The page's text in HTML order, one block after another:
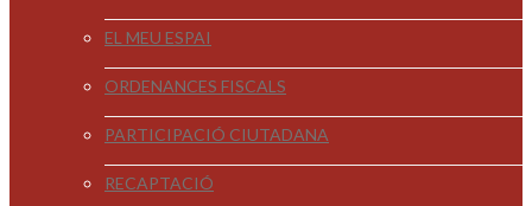
EL MEU ESPAI
ORDENANCES FISCALS
PARTICIPACIÓ CIUTADANA
RECAPTACIÓ